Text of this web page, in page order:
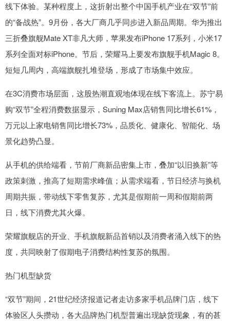
线下体验。某种程度上，这折射出整个中国手机产业在“双节”前
的“备战热”。9月份，各大厂商几乎同步进入新品周期。华为推出
三折叠旗舰Mate XT非凡大师，苹果发布iPhone 17系列，小米17
系列全面对标iPhone。节后，荣耀马上要发布旗舰手机Magic 8。
短短几周内，高端旗舰扎堆登场，形成了市场集中效应。
在3C消费市场层面，这股热潮直观地体现在线下客流上。苏宁易
购“双节”全程消费数据显示，Suning Max店销售同比增长61%，
万元以上家电销售同比增长73%，品质化、健康化、智能化、场
景化趋势凸显。
从手机的供给端看，节前厂商新品密集上市，叠加“以旧换新”等
政策刺激，推高了短期需求峰值；从需求端看，节日经济与换机
周期共振，带动线下零售复苏，尤其是假期前一周和假期前两
日，线下消费尤其火爆。
荣耀旗舰店的开业、手机旗舰新品首销以及消费者涌入线下的热
度，共同映射了假期电子消费结构性复苏的氛围。
热门机型缺货
“双节”期间，21世纪经济报道记者走访多家手机品牌门店，线下
体验区人头攒动，各大品牌热门机型普遍出现缺货现象，有的甚